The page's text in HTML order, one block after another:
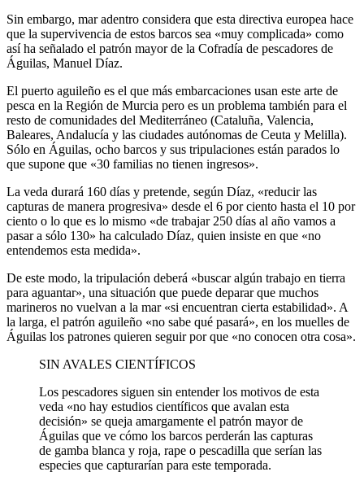
Sin embargo, mar adentro considera que esta directiva europea hace
que la supervivencia de estos barcos sea «muy complicada» como
así ha señalado el patrón mayor de la Cofradía de pescadores de
Águilas, Manuel Díaz.
El puerto aguileño es el que más embarcaciones usan este arte de
pesca en la Región de Murcia pero es un problema también para el
resto de comunidades del Mediterráneo (Cataluña, Valencia,
Baleares, Andalucía y las ciudades autónomas de Ceuta y Melilla).
Sólo en Águilas, ocho barcos y sus tripulaciones están parados lo
que supone que «30 familias no tienen ingresos».
La veda durará 160 días y pretende, según Díaz, «reducir las
capturas de manera progresiva» desde el 6 por ciento hasta el 10 por
ciento o lo que es lo mismo «de trabajar 250 días al año vamos a
pasar a sólo 130» ha calculado Díaz, quien insiste en que «no
entendemos esta medida».
De este modo, la tripulación deberá «buscar algún trabajo en tierra
para aguantar», una situación que puede deparar que muchos
marineros no vuelvan a la mar «si encuentran cierta estabilidad». A
la larga, el patrón aguileño «no sabe qué pasará», en los muelles de
Águilas los patrones quieren seguir por que «no conocen otra cosa».
SIN AVALES CIENTÍFICOS
Los pescadores siguen sin entender los motivos de esta
veda «no hay estudios científicos que avalan esta
decisión» se queja amargamente el patrón mayor de
Águilas que ve cómo los barcos perderán las capturas
de gamba blanca y roja, rape o pescadilla que serían las
especies que capturarían para este temporada.